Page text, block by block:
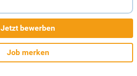
Jetzt bewerben
Job merken